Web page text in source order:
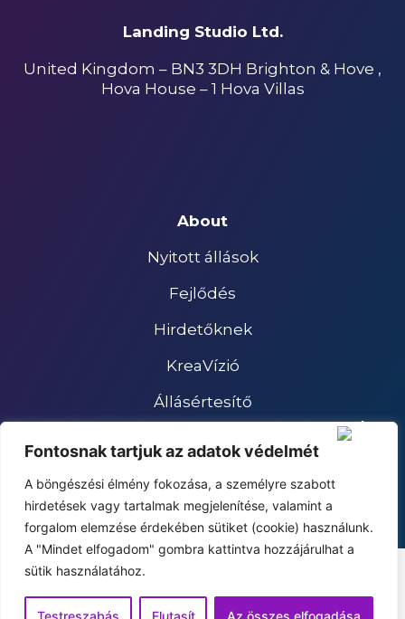
Fontosnak tartjuk az adatok védelmét
A böngészési élmény fokozása, a személyre szabott
hirdetések vagy tartalmak megjelenítése, valamint a
forgalom elemzése érdekében sütiket (cookie) használunk.
A "Mindet elfogadom" gombra kattintva hozzájárulhat a
sütik használatához.
Testreszabás Elutasít Az összes elfogadása
Landing Studio Ltd.
United Kingdom – BN3 3DH Brighton & Hove ,
Hova House – 1 Hova Villas
About
Nyitott állások
Fejlődés
Hirdetőknek
KreaVízió
Állásértesítő
Adatkezelési tájékoztató